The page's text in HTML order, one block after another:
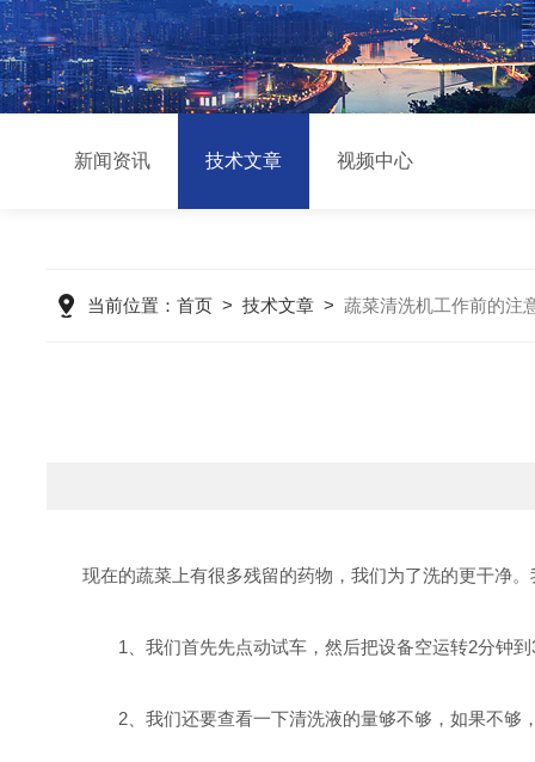
新闻资讯 技术文章 视频中心
当前位置： 首页 > 技术文章 > 蔬菜清洗机工作前的注
现在的蔬菜上有很多残留的药物，我们为了洗的更干净
1、我们首先先点动试车，然后把设备空运转2分钟到
2、我们还要查看一下清洗液的量够不够，如果不够